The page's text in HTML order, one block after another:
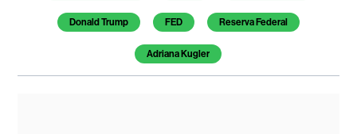
Donald Trump FED Reserva Federal
Adriana Kugler